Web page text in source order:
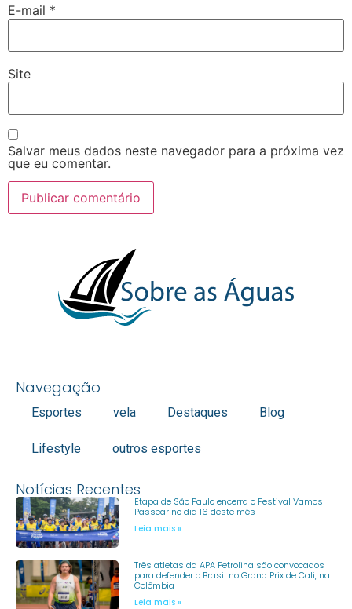
E-mail *
Site
Salvar meus dados neste navegador para a próxima vez
que eu comentar.
Navegação
Esportes vela Destaques Blog
Lifestyle outros esportes
Notícias Recentes
Etapa de São Paulo encerra o Festival Vamos
Passear no dia 16 deste mês
Leia mais »
Três atletas da APA Petrolina são convocados
para defender o Brasil no Grand Prix de Cali, na
Colômbia
Leia mais »